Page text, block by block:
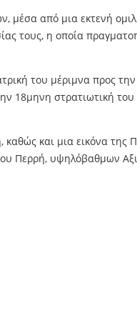
μέσα από μια εκτενή
τους, η οποία
του μέριμνα προς
18μηνη στρατιωτική
και μια εικόνα
Περρή, υψηλόβαθμων